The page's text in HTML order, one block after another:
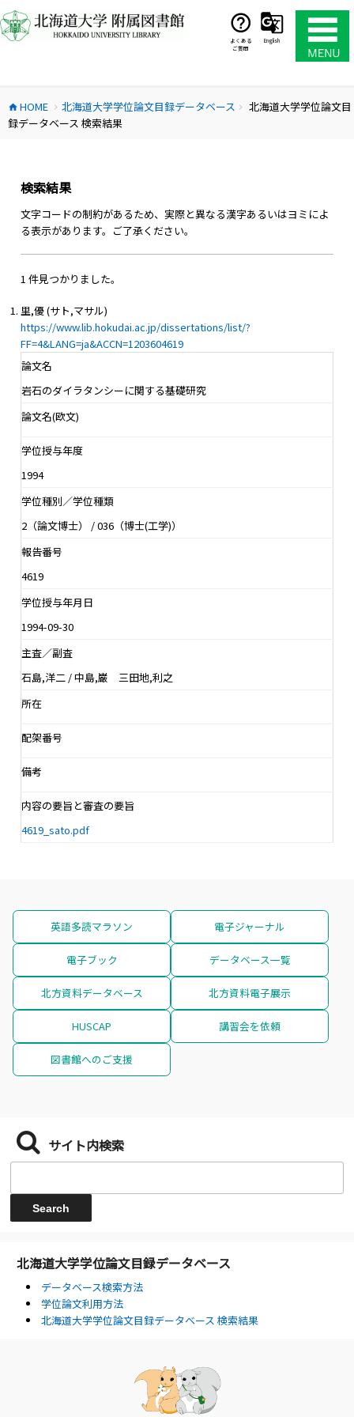
ン
テ
ス
キ
よくある
ご質問
English
home HOME chevron_right 北海道大学学位論文目録データベース chevron_right
北海道大学学位論文目
録データベース 検索結果
検索結果
文字コードの制約があるため、実際と異なる漢字あるいはヨミによ
る表示があります。ご了承ください。
1 件見つかりました。
里,優 (サト,マサル)
https://www.lib.hokudai.ac.jp/dissertations/list/?
FF=4&LANG=ja&ACCN=1203604619
論文名
岩石のダイラタンシーに関する基礎研究
論文名(欧文)
学位授与年度
1994
学位種別／学位種類
2（論文博士） / 036（博士(工学)）
報告番号
4619
学位授与年月日
1994-09-30
主査／副査
石島,洋二 / 中島,巌 三田地,利之
所在
配架番号
備考
内容の要旨と審査の要旨
4619_sato.pdf
英語多読マラソン 電子ジャーナル
電子ブック データベース一覧
北方資料データベース 北方資料電子展示
HUSCAP 講習会を依頼
図書館へのご支援
サイト内検索
北海道大学学位論文目録データベース
データベース検索方法
学位論文利用方法
北海道大学学位論文目録データベース 検索結果